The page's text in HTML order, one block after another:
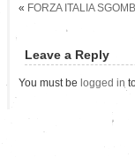
« FORZA ITALIA
Leave a Reply
You must be logged in